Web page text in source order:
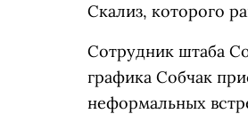
Скализ, которого
Сотрудник штаба
графика Собчак
неформальных